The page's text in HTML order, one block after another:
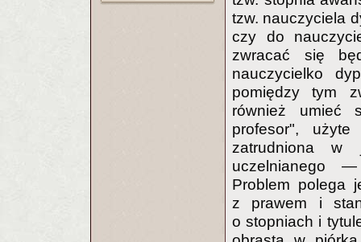
tzw. nauczyciela
czy do
zwracać się
nauczycielko
pomiędzy tym
również umieć
profesor",
zatrudniona w
uczelnianego —
Problem polega
z prawem i
o stopniach i